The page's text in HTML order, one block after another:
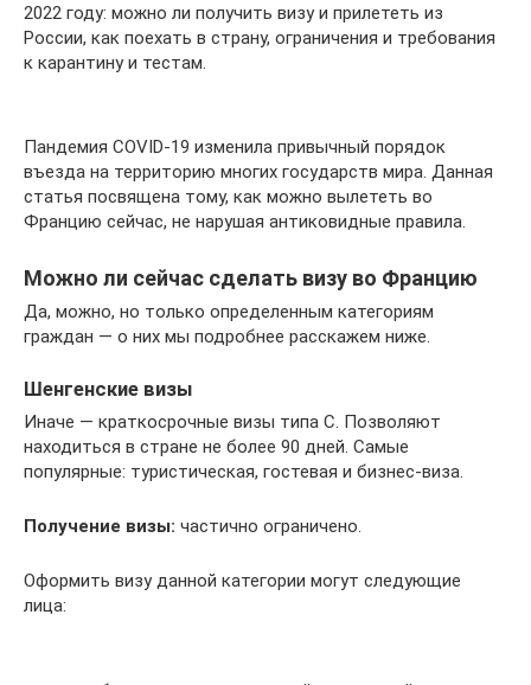
2022 году: можно ли получить визу и прилететь из
России, как поехать в страну, ограничения и требования
к карантину и тестам.
Пандемия COVID-19 изменила привычный порядок
въезда на территорию многих государств мира. Данная
статья посвящена тому, как можно вылететь во
Францию сейчас, не нарушая антиковидные правила.
Можно ли сейчас сделать визу во Францию
Да, можно, но только определенным категориям
граждан — о них мы подробнее расскажем ниже.
Шенгенские визы
Иначе — краткосрочные визы типа C. Позволяют
находиться в стране не более 90 дней. Самые
популярные: туристическая, гостевая и бизнес-виза.
Получение визы: частично ограничено.
Оформить визу данной категории могут следующие
лица: